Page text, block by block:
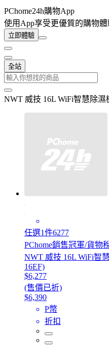
PChome24h購物App
使用App享受更優質的購物體
立即體驗
全站
NWT 威技 16L WiFi智慧除濕
任選1件6277
PChome銷售冠軍/貨物
NWT 威技 16L WiFi智
16EF)
$6,277
(售價已折)
$6,390
P幣
折扣